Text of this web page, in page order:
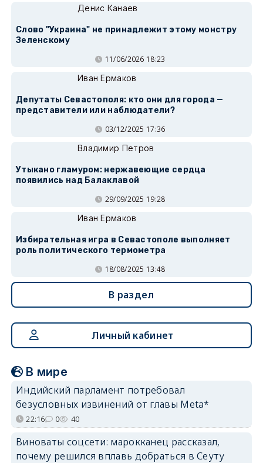
Денис Канаев
Слово "Украина" не принадлежит этому монстру
Зеленскому
11/06/2026 18:23
Иван Ермаков
Депутаты Севастополя: кто они для города —
представители или наблюдатели?
03/12/2025 17:36
Владимир Петров
Утыкано гламуром: нержавеющие сердца
появились над Балаклавой
29/09/2025 19:28
Иван Ермаков
Избирательная игра в Севастополе выполняет
роль политического термометра
18/08/2025 13:48
В раздел
Личный кабинет
В мире
Индийский парламент потребовал
безусловных извинений от главы Meta*
22:16 0 40
Виноваты соцсети: марокканец рассказал,
почему решился вплавь добраться в Сеуту